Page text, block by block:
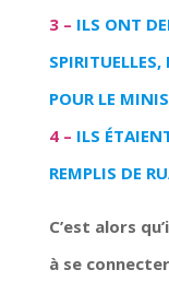
3 – ILS ONT
SPIRITUELLES,
POUR LE
4 – ILS
REMPLIS DE
C’est alors
à se